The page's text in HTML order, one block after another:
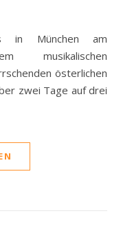
musikalischen
österlichen
zwei Tage auf drei